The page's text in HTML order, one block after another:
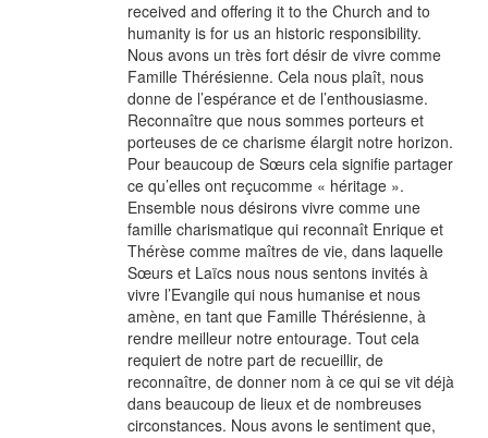
received and offering it to the Church and to
humanity is for us an historic responsibility.
Nous avons un très fort désir de vivre comme
Famille Thérésienne. Cela nous plaît, nous
donne de l’espérance et de l’enthousiasme.
Reconnaître que nous sommes porteurs et
porteuses de ce charisme élargit notre horizon.
Pour beaucoup de Sœurs cela signifie partager
ce qu’elles ont reçucomme « héritage ».
Ensemble nous désirons vivre comme une
famille charismatique qui reconnaît Enrique et
Thérèse comme maîtres de vie, dans laquelle
Sœurs et Laïcs nous nous sentons invités à
vivre l’Evangile qui nous humanise et nous
amène, en tant que Famille Thérésienne, à
rendre meilleur notre entourage. Tout cela
requiert de notre part de recueillir, de
reconnaître, de donner nom à ce qui se vit déjà
dans beaucoup de lieux et de nombreuses
circonstances. Nous avons le sentiment que,